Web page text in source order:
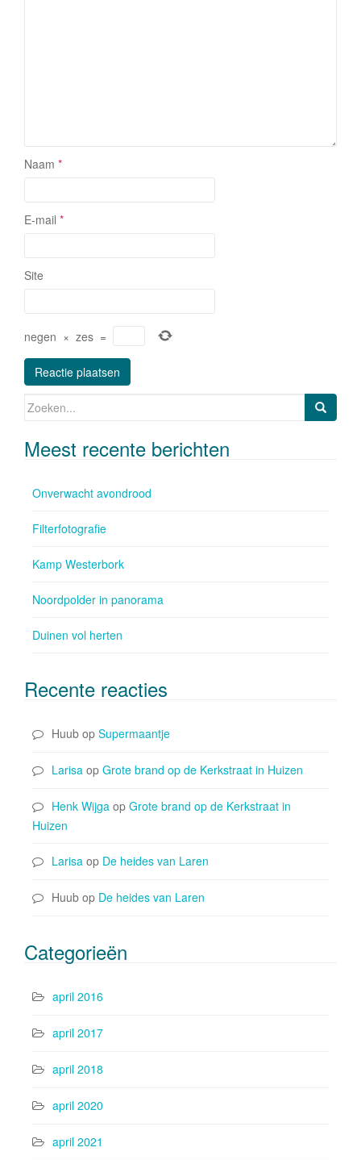
Naam *
E-mail *
Site
negen × zes =
Zoeken naar:
Meest recente berichten
Onverwacht avondrood
Filterfotografie
Kamp Westerbork
Noordpolder in panorama
Duinen vol herten
Recente reacties
Huub op Supermaantje
Larisa op Grote brand op de Kerkstraat in Huizen
Henk Wijga op Grote brand op de Kerkstraat in
Huizen
Larisa op De heides van Laren
Huub op De heides van Laren
Categorieën
april 2016
april 2017
april 2018
april 2020
april 2021